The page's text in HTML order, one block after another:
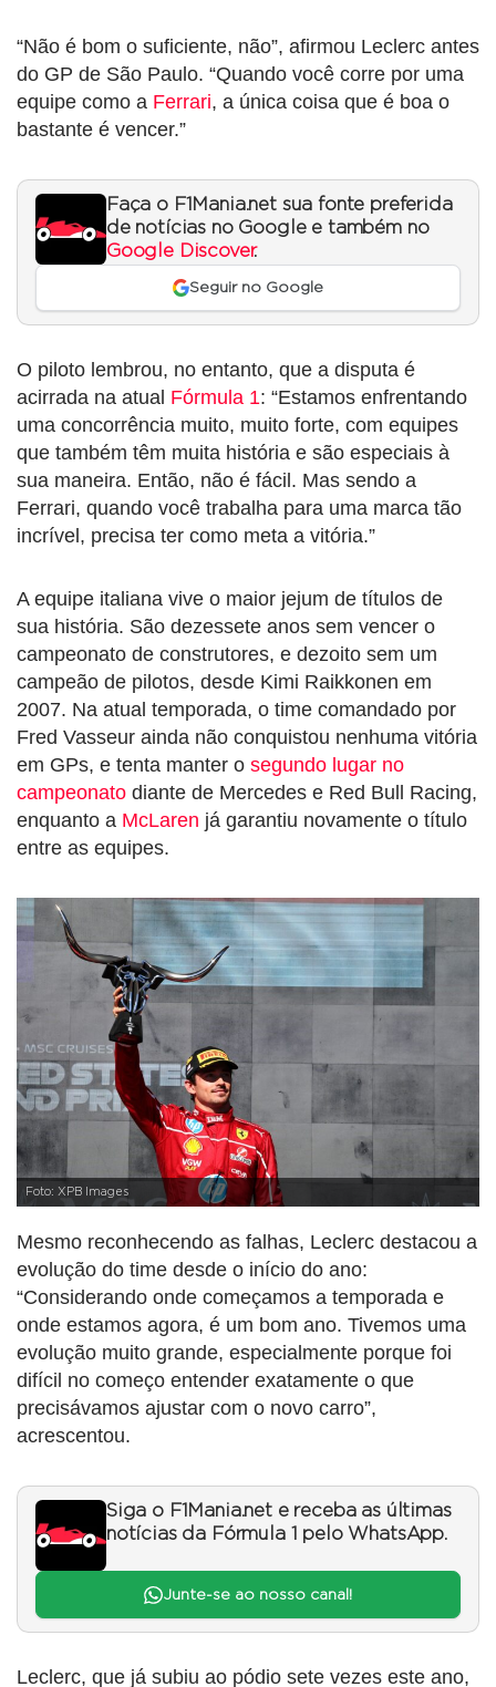
“Não é bom o suficiente, não”, afirmou Leclerc antes
do GP de São Paulo. “Quando você corre por uma
equipe como a Ferrari, a única coisa que é boa o
bastante é vencer.”
Faça o F1Mania.net sua fonte preferida
de notícias no Google e também no
Google Discover.
Seguir no Google
O piloto lembrou, no entanto, que a disputa é
acirrada na atual Fórmula 1: “Estamos enfrentando
uma concorrência muito, muito forte, com equipes
que também têm muita história e são especiais à
sua maneira. Então, não é fácil. Mas sendo a
Ferrari, quando você trabalha para uma marca tão
incrível, precisa ter como meta a vitória.”
A equipe italiana vive o maior jejum de títulos de
sua história. São dezessete anos sem vencer o
campeonato de construtores, e dezoito sem um
campeão de pilotos, desde Kimi Raikkonen em
2007. Na atual temporada, o time comandado por
Fred Vasseur ainda não conquistou nenhuma vitória
em GPs, e tenta manter o segundo lugar no
campeonato diante de Mercedes e Red Bull Racing,
enquanto a McLaren já garantiu novamente o título
entre as equipes.
Foto: XPB Images
Mesmo reconhecendo as falhas, Leclerc destacou a
evolução do time desde o início do ano:
“Considerando onde começamos a temporada e
onde estamos agora, é um bom ano. Tivemos uma
evolução muito grande, especialmente porque foi
difícil no começo entender exatamente o que
precisávamos ajustar com o novo carro”,
acrescentou.
Siga o F1Mania.net e receba as últimas
notícias da Fórmula 1 pelo WhatsApp.
Junte-se ao nosso canal!
Leclerc, que já subiu ao pódio sete vezes este ano,